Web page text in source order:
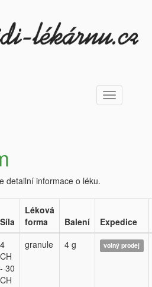
Toggle
navigation
detailní informace o léku.
Síla
Léková
forma
Balení
Expedice
4
CH
- 30
CH
granule 4 g volný prodej